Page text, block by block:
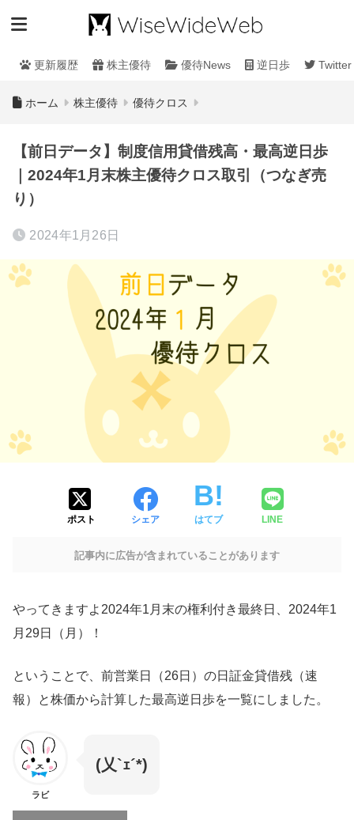
更新履歴 株主優待 優待News 逆日歩 Twitter
ホーム 株主優待 優待クロス
【前日データ】制度信用貸借残高・最高逆日歩
｜2024年1月末株主優待クロス取引（つなぎ売
り）
2024年1月26日
ポスト シェア はてブ LINE
記事内に広告が含まれていることがあります
やってきますよ2024年1月末の権利付き最終日、2024年1
月29日（月）！
ということで、前営業日（26日）の日証金貸借残（速
報）と株価から計算した最高逆日歩を一覧にしました。
ラビ
(乂`ｪ´*)